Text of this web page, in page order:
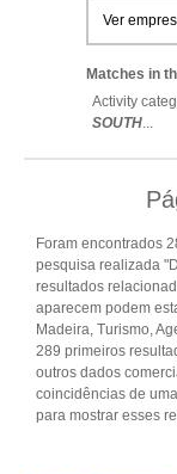
Ver
Matches in
Activity
SOUTH...
Foram encontrados
pesquisa realizada
resultados
aparecem podem
Madeira, Turismo,
289 primeiros
outros dados
coincidências de
para mostrar esses